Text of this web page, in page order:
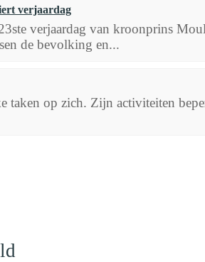
verjaardag
verjaardag van kroonprins
de bevolking en...
taken op zich. Zijn activiteiten